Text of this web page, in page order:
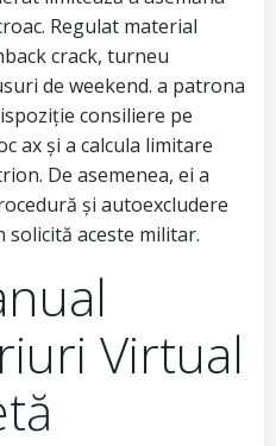
Regulat material
crack, turneu
de weekend. a patrona
consiliere pe
ax și a calcula limitare
De asemenea, ei a
și autoexcludere
aceste militar.
Virtual